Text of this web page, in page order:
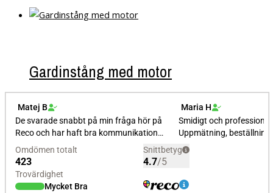
Gardinstång med motor